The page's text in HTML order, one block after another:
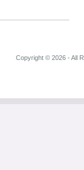
Copyright © 2026 - All